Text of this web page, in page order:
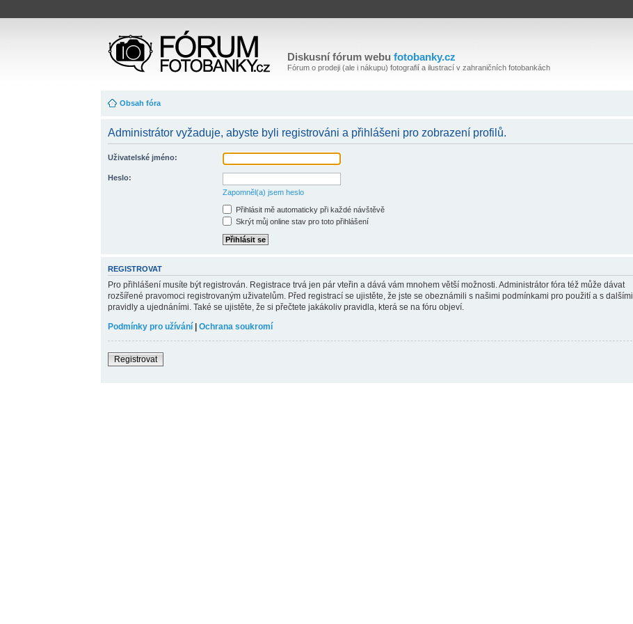
Diskusní fórum webu fotobanky.cz
Fórum o prodeji (ale i nákupu) fotografií a ilustrací v zahraničních fotobankách
Obsah fóra
Administrátor vyžaduje, abyste byli registrováni a přihlášeni pro zobrazení profilů.
Uživatelské jméno:
Heslo:
Zapomněl(a) jsem heslo
Přihlásit mě automaticky při každé návštěvě
Skrýt můj online stav pro toto přihlášení
REGISTROVAT
Pro přihlášení musíte být registrován. Registrace trvá jen pár vteřin a dává vám mnohem větší možnosti. Administrátor fóra též může dávat
rozšířené pravomoci registrovaným uživatelům. Před registrací se ujistěte, že jste se obeznámili s našimi podmínkami pro použití a s dalšími
pravidly a ujednáními. Také se ujistěte, že si přečtete jakákoliv pravidla, která se na fóru objeví.
Podmínky pro užívání
Ochrana soukromí
Registrovat